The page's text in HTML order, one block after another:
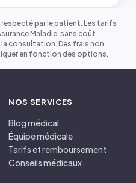
par le patient. Les tarifs
Maladie, sans coût
consultation. Des frais non
en fonction des options.
NOS SERVICES
Blog médical
Équipe médicale
Tarifs et remboursement
Conseils médicaux